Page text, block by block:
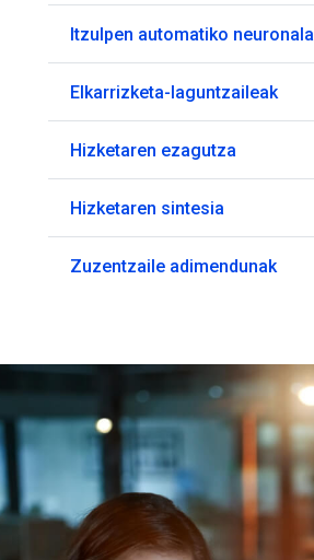
Itzulpen automatiko neuronala
Elkarrizketa-laguntzaileak
Hizketaren ezagutza
Hizketaren sintesia
Zuzentzaile adimendunak